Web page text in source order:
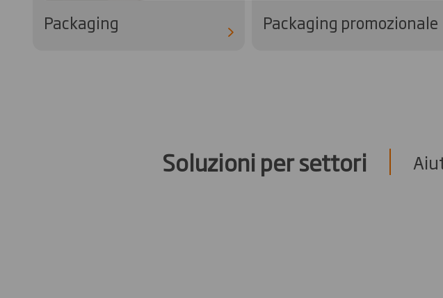
Packaging Packaging promozionale
Soluzioni per settori